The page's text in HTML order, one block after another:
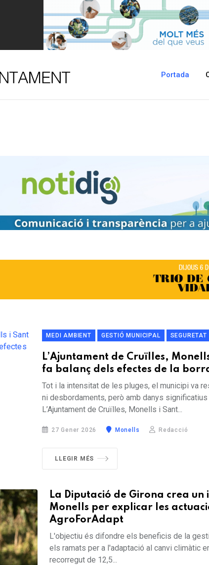
Portada
MEDI AMBIENT GESTIÓ MUNICIPAL SEGURETAT
L’Ajuntament de Cruïlles,
fa balanç dels efectes de la
Tot i la intensitat de les pluges, el municipi va
ni desbordaments, però amb danys
L’Ajuntament de Cruïlles, Monells i Sant...
27 Gener 2026 Monells Redacció
LLEGIR MÉS
La Diputació de Girona crea
Monells per explicar les
AgroForAdapt
L'objectiu és difondre els beneficis de la
els ramats per a l'adaptació al canvi climàtic
recorregut de 12,5...